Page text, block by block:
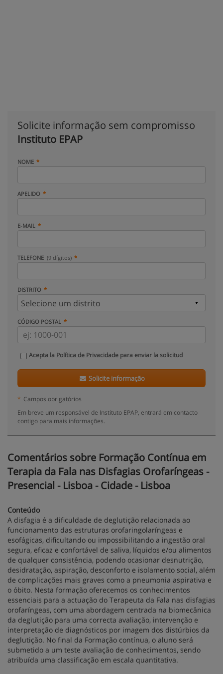
Solicite informação sem compromisso
Instituto EPAP
NOME
APELIDO
E-MAIL
TELEFONE (9 dígitos)
DISTRITO
CÓDIGO POSTAL
Acepta la Política de Privacidade para enviar la solicitud
Solicite informação
* Campos obrigatórios
Em breve um responsável de Instituto EPAP, entrará em contacto
contigo para mais informações.
Comentários sobre Formação Contínua em
Terapia da Fala nas Disfagias Orofaríngeas -
Presencial - Lisboa - Cidade - Lisboa
Conteúdo
A disfagia é a dificuldade de deglutição relacionada ao
funcionamento das estruturas orofaringolaríngeas e
esofágicas, dificultando ou impossibilitando a ingestão oral
segura, eficaz e confortável de saliva, líquidos e/ou alimentos
de qualquer consistência, podendo ocasionar desnutrição,
desidratação, aspiração, desconforto e isolamento social, além
de complicações mais graves como a pneumonia aspirativa e
o óbito. Nesta formação oferecemos os conhecimentos
essenciais para a actuação do Terapeuta da Fala nas disfagias
orofaríngeas, com uma abordagem centrada na biomecânica
da deglutição para uma correcta avaliação, intervenção e
interpretação de diagnósticos por imagem dos distúrbios da
deglutição. No final da Formação contínua, o aluno será
submetido a um teste avaliação de conhecimentos, sendo
atribuída uma classificação em escala quantitativa.